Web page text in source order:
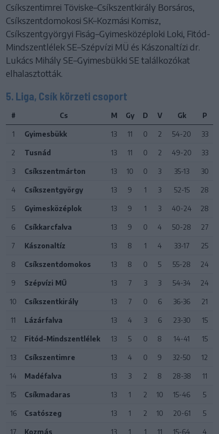
Csíkszentimrei Töviske–Csíkszentkirály Borsáros,
Csíkszentdomokosi SK–Kozmási Komisz,
Csíkszentgyörgyi Fiság–Gyimesközéploki Loki, Fitód-
Mindszentlélek SE–Szépvízi MÜ és Kászonaltízi dr.
Lukács Mihály SE–Gyimesbükki SE találkozókat
elhalasztották.
5. Liga, Csík körzeti csoport
# Cs M Gy D V Gk P
1 Gyimesbükk 13 11 0 2 54-20 33
2 Tusnád 13 11 0 2 49-20 33
3 Csíkszentmárton 13 10 0 3 35-13 30
4 Csíkszentgyörgy 13 9 1 3 52-15 28
5 Gyimesközéplok 13 9 1 3 40-24 28
6 Csíkkarcfalva 13 9 0 4 50-28 27
7 Kászonaltíz 13 8 1 4 33-17 25
8 Csíkszentdomokos 13 8 0 5 55-28 24
9 Szépvízi MŰ 13 7 3 3 54-34 24
10 Csíkszentkirály 13 7 0 6 36-36 21
11 Lázárfalva 13 4 3 6 23-30 15
12 Fitód-Mindszentlélek 13 5 0 8 14-41 15
13 Csíkszentimre 13 4 0 9 32-50 12
14 Madéfalva 13 3 2 8 28-38 11
15 Csíkmadaras 13 1 2 10 15-46 5
16 Csatószeg 13 1 2 10 20-61 5
17 Kozmás 13 1 1 11 15-64 4